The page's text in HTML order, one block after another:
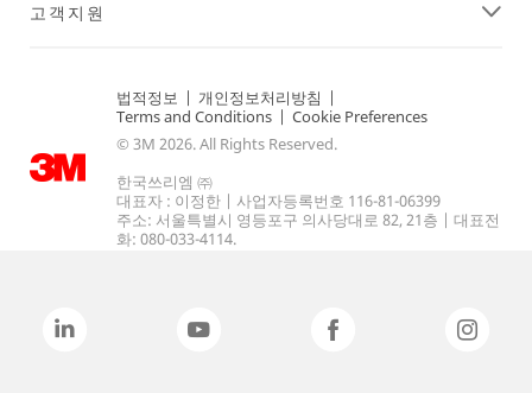
고객지원
법적정보 | 개인정보처리방침 |
Terms and Conditions | Cookie Preferences
© 3M 2026. All Rights Reserved.
한국쓰리엠 ㈜
대표자 : 이정한 | 사업자등록번호 116-81-06399
주소: 서울특별시 영등포구 의사당대로 82, 21층 | 대표전
화: 080-033-4114.